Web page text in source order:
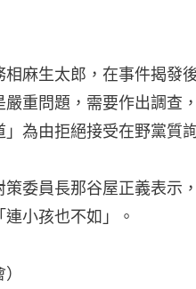
麻生太郎，在事件揭發
重問題，需要作出調查
為由拒絕接受在野黨質
委員長那谷屋正義表示
小孩也不如」。